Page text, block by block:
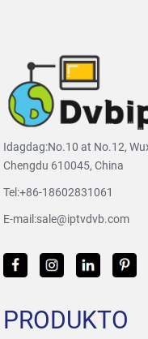
Idagdag:No.10 at No.12,
Chengdu 610045, China
Tel:+86-18602831061
E-mail:sale@iptvdvb.com
PRODUKTO